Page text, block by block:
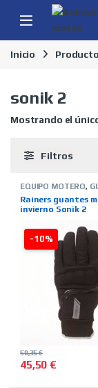
Skip to navigation
Skip to content
Inicio
sonik 2
Mostrando el
Filtros
-10%
EQUIPO MOTERO,
RAINERS ,TIENDA
Rainers guantes
invierno Sonik 2
45,50€
50,35€
Este producto